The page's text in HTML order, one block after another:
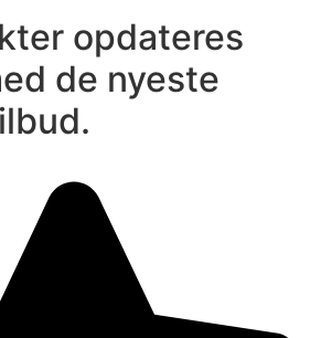
opdateres
de nyeste